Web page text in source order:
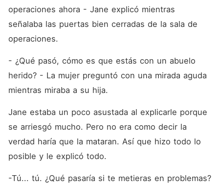
operaciones ahora - Jane explicó mientras
señalaba las puertas bien cerradas de la sala de
operaciones.
- ¿Qué pasó, cómo es que estás con un abuelo
herido? - La mujer preguntó con una mirada aguda
mientras miraba a su hija.
Jane estaba un poco asustada al explicarle porque
se arriesgó mucho. Pero no era como decir la
verdad haría que la mataran. Así que hizo todo lo
posible y le explicó todo.
-Tú... tú. ¿Qué pasaría si te metieras en problemas?